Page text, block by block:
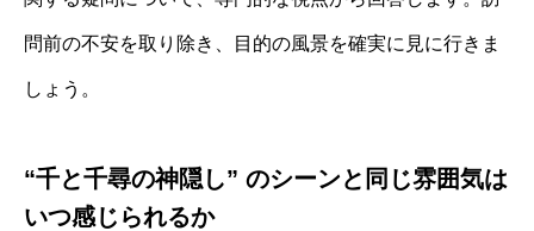
問前の不安を取り除き、目的の風景を確実に見に行きま
しょう。
“千と千尋の神隠し” のシーンと同じ雰囲気は
いつ感じられるか